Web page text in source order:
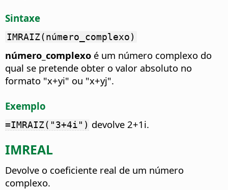
Sintaxe
IMRAIZ(número_complexo)
número_complexo é um número complexo do
qual se pretende obter o valor absoluto no
formato "x+yi" ou "x+yj".
Exemplo
=IMRAIZ("3+4i") devolve 2+1i.
IMREAL
Devolve o coeficiente real de um número
complexo.